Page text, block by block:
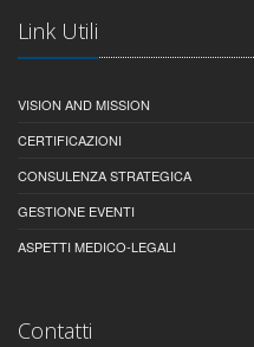
Link Utili
VISION AND MISSION
CERTIFICAZIONI
CONSULENZA STRATEGICA
GESTIONE EVENTI
ASPETTI MEDICO-LEGALI
Contatti